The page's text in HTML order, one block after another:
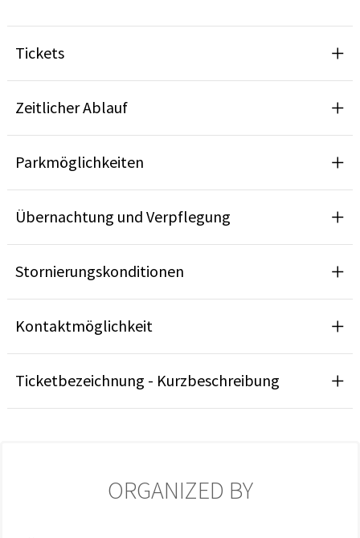
Tickets
Zeitlicher Ablauf
Parkmöglichkeiten
Übernachtung und Verpflegung
Stornierungskonditionen
Kontaktmöglichkeit
Ticketbezeichnung - Kurzbeschreibung
ORGANIZED BY